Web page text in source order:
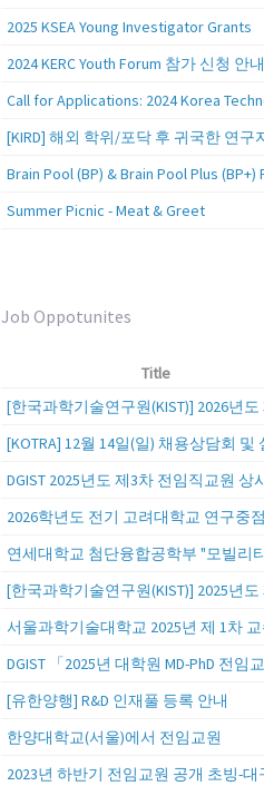
2025 KSEA Young Investigator Grants
2024 KERC Youth Forum 참가 신청 안내
Summer Picnic - Meat & Greet
Job Oppotunites
Title
[유한양행] R&D 인재풀 등록 안내
한양대학교(서울)에서 전임교원